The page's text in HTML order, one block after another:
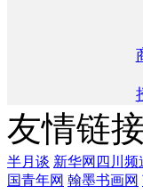
友情链
半月谈 新华网四川频
国青年网 翰墨书画网